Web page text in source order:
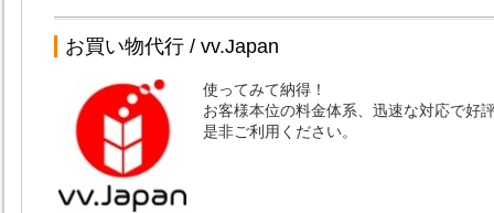
お買い物代行 / vv.Japan
使ってみて納得！
お客様本位の料金体系、迅速な対応で好
是非ご利用ください。